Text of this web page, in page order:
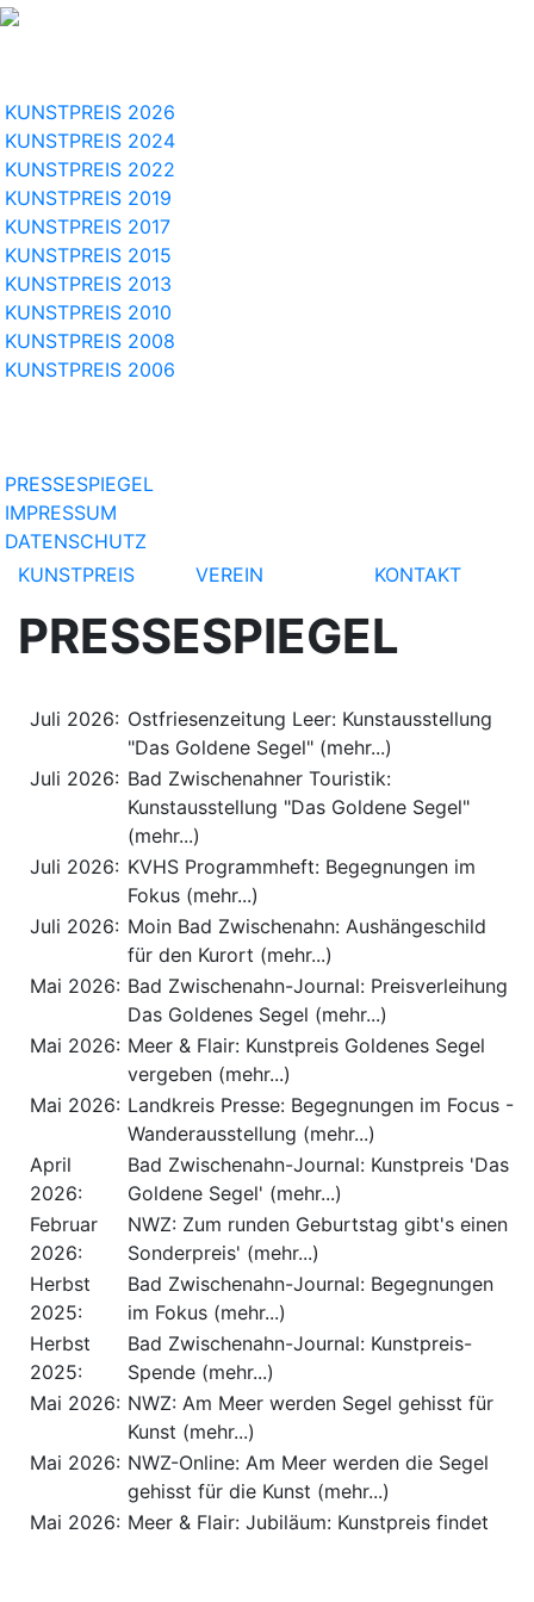
KUNSTPREIS 2026
KUNSTPREIS 2024
KUNSTPREIS 2022
KUNSTPREIS 2019
KUNSTPREIS 2017
KUNSTPREIS 2015
KUNSTPREIS 2013
KUNSTPREIS 2010
KUNSTPREIS 2008
KUNSTPREIS 2006
PRESSESPIEGEL
IMPRESSUM
DATENSCHUTZ
KUNSTPREIS
VEREIN KONTAKT
PRESSESPIEGEL
Juli 2026: Ostfriesenzeitung Leer: Kunstausstellung
"Das Goldene Segel" (mehr...)
Juli 2026: Bad Zwischenahner Touristik:
Kunstausstellung "Das Goldene Segel"
(mehr...)
Juli 2026: KVHS Programmheft: Begegnungen im
Fokus (mehr...)
Juli 2026: Moin Bad Zwischenahn: Aushängeschild
für den Kurort (mehr...)
Mai 2026: Bad Zwischenahn-Journal: Preisverleihung
Das Goldenes Segel (mehr...)
Mai 2026: Meer & Flair: Kunstpreis Goldenes Segel
vergeben (mehr...)
Mai 2026: Landkreis Presse: Begegnungen im Focus -
Wanderausstellung (mehr...)
April
2026:
Bad Zwischenahn-Journal: Kunstpreis 'Das
Goldene Segel' (mehr...)
Februar
2026:
NWZ: Zum runden Geburtstag gibt's einen
Sonderpreis' (mehr...)
Herbst
2025:
Bad Zwischenahn-Journal: Begegnungen
im Fokus (mehr...)
Herbst
2025:
Bad Zwischenahn-Journal: Kunstpreis-
Spende (mehr...)
Mai 2026: NWZ: Am Meer werden Segel gehisst für
Kunst (mehr...)
Mai 2026: NWZ-Online: Am Meer werden die Segel
gehisst für die Kunst (mehr...)
Mai 2026: Meer & Flair: Jubiläum: Kunstpreis findet